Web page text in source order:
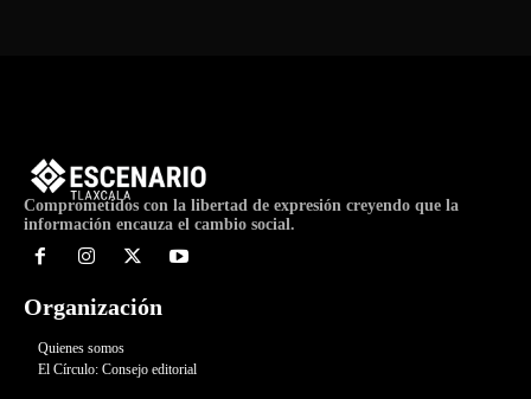
Comprometidos con la libertad de expresión creyendo que la
información encauza el cambio social.
Organización
Quienes somos
El Círculo: Consejo editorial